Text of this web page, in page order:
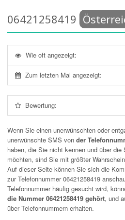
06421258419
Wie oft angezeigt:
Zum letzten Mal angezeigt:
Bewertung:
Wenn Sie einen unerwünschten oder
unerwünschte SMS von der
haben, die Sie nicht kennen und über die
möchten, sind Sie mit größter
Auf dieser Seite können Sie sich die
zur Telefonnummer06421258419
Telefonnummer häufig gesucht wird,
die Nummer 06421258419 gehört, und
über Telefonnummern erhalten.